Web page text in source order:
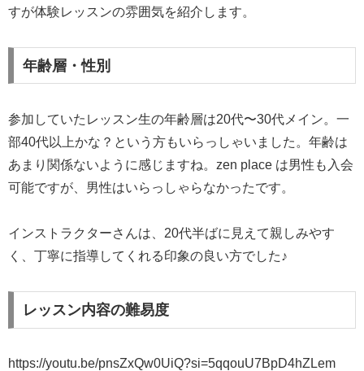
すが体験レッスンの雰囲気を紹介します。
年齢層・性別
参加していたレッスン生の年齢層は20代〜30代メイン。一
部40代以上かな？という方もいらっしゃいました。年齢は
あまり関係ないように感じますね。zen place は男性も入会
可能ですが、男性はいらっしゃらなかったです。
インストラクターさんは、20代半ばに見えて親しみやす
く、丁寧に指導してくれる印象の良い方でした♪
レッスン内容の難易度
https://youtu.be/pnsZxQw0UiQ?si=5qqouU7BpD4hZLem